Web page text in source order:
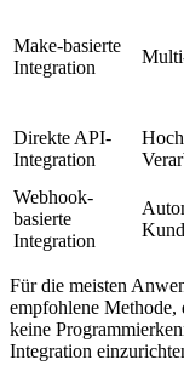
Make-basierte
Integration
Direkte API-
Integration
Webhook-
basierte
Integration
Für die meisten
empfohlene Methode,
keine
Integration